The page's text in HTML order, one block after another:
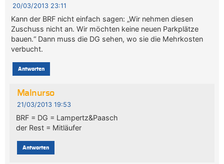
20/03/2013 23:11
Kann der BRF nicht einfach sagen: „Wir nehmen diesen
Zuschuss nicht an. Wir möchten keine neuen Parkplätze
bauen.“ Dann muss die DG sehen, wo sie die Mehrkosten
verbucht.
Antworten
Malnurso
21/03/2013 19:53
BRF = DG = Lampertz&Paasch
der Rest = Mitläufer
Antworten